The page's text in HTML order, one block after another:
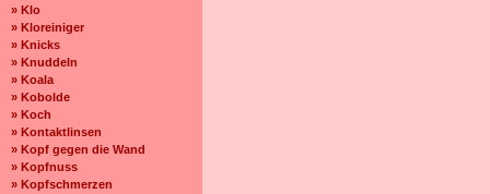
» Klo
» Kloreiniger
» Knicks
» Knuddeln
» Koala
» Kobolde
» Koch
» Kontaktlinsen
» Kopf gegen die Wand
» Kopfnuss
» Kopfschmerzen